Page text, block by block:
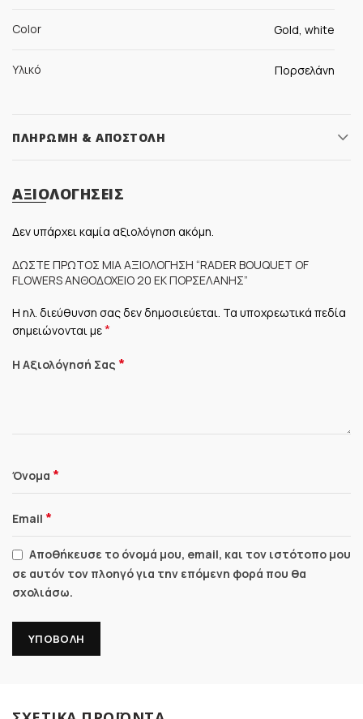
Color Gold, white
Υλικό Πορσελάνη
ΠΛΗΡΩΜΉ & ΑΠΟΣΤΟΛΉ
ΑΞΙΟΛΟΓΉΣΕΙΣ
Δεν υπάρχει καμία αξιολόγηση ακόμη.
ΔΏΣΤΕ ΠΡΏΤΟΣ ΜΊΑ ΑΞΙΟΛΌΓΗΣΗ “RADER BOUQUET OF
FLOWERS ΑΝΘΟΔΟΧΕΊΟ 20 ΕΚ ΠΟΡΣΕΛΆΝΗΣ”
Η ηλ. διεύθυνση σας δεν δημοσιεύεται. Τα υποχρεωτικά πεδία
σημειώνονται με*
Η Αξιολόγησή Σας *
Όνομα *
Email *
Αποθήκευσε το όνομά μου, email, και τον ιστότοπο μου
σε αυτόν τον πλοηγό για την επόμενη φορά που θα
σχολιάσω.